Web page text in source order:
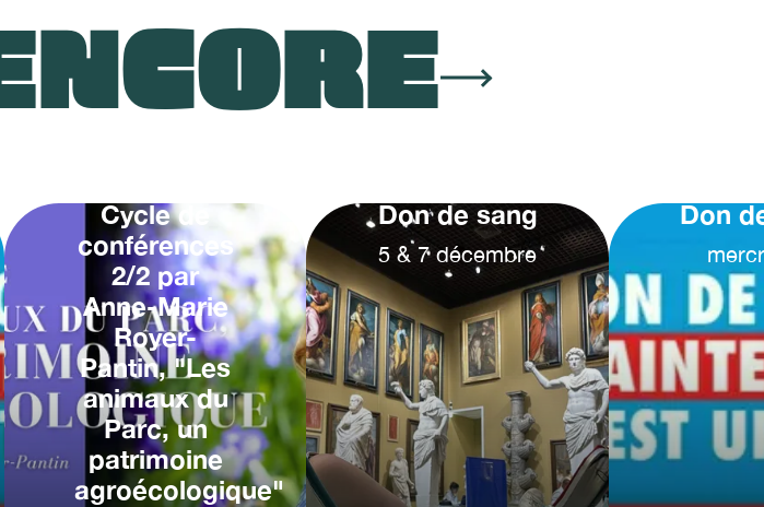
Cycle de
conférences
2/2 par
Anne-Marie
Royer-
Pantin, "Les
animaux du
Parc, un
patrimoine
agroécologique"
Don de sang
5 & 7 décembre
Don